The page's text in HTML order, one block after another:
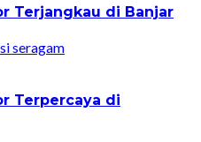
Terjangkau di Banjar
seragam
Terpercaya di